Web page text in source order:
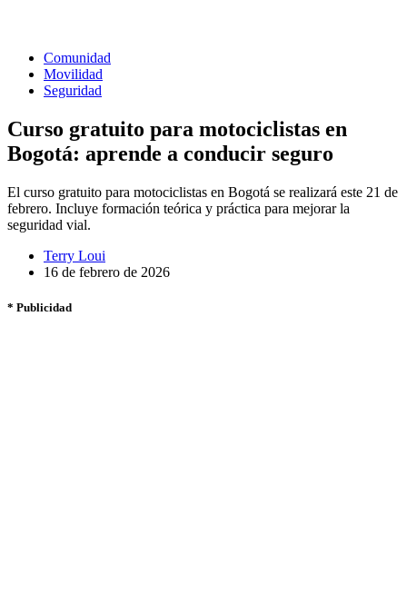
Comunidad
Movilidad
Seguridad
Curso gratuito para motociclistas en
Bogotá: aprende a conducir seguro
El curso gratuito para motociclistas en Bogotá se realizará este 21 de
febrero. Incluye formación teórica y práctica para mejorar la
seguridad vial.
Terry Loui
16 de febrero de 2026
* Publicidad